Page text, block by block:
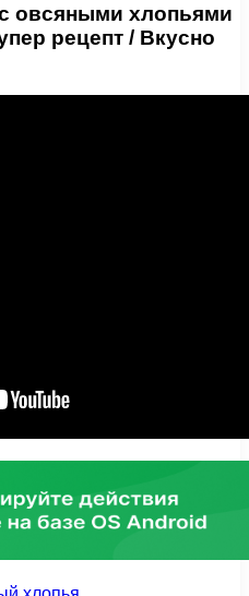
овсяными хлопьями
рецепт / Вкусно